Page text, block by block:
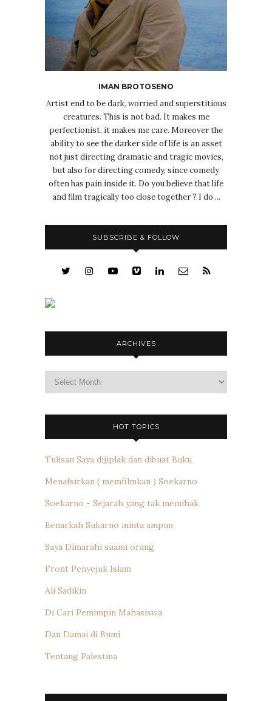
IMAN BROTOSENO
Artist end to be dark, worried and superstitious
creatures. This is not bad. It makes me
perfectionist, it makes me care. Moreover the
ability to see the darker side of life is an asset
not just directing dramatic and tragic movies,
but also for directing comedy, since comedy
often has pain inside it. Do you believe that life
and film tragically too close together ? I do ...
SUBSCRIBE & FOLLOW
ARCHIVES
HOT TOPICS
Tulisan Saya dijiplak dan dibuat Buku
Menafsirkan ( memfilmkan ) Soekarno
Soekarno - Sejarah yang tak memihak
Benarkah Sukarno minta ampun
Saya Dimarahi suami orang
Front Penyejuk Islam
Ali Sadikin
Di Cari Pemimpin Mahasiswa
Dan Damai di Bumi
Tentang Palestina